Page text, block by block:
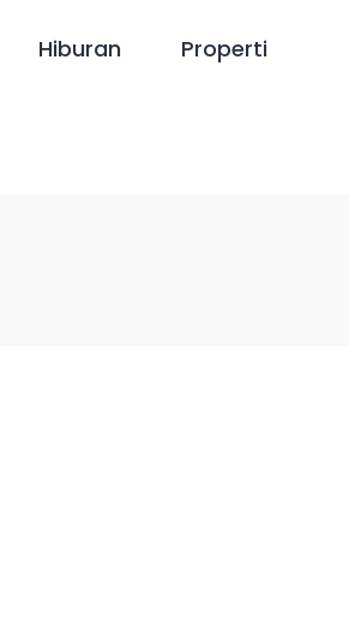
Hiburan Properti